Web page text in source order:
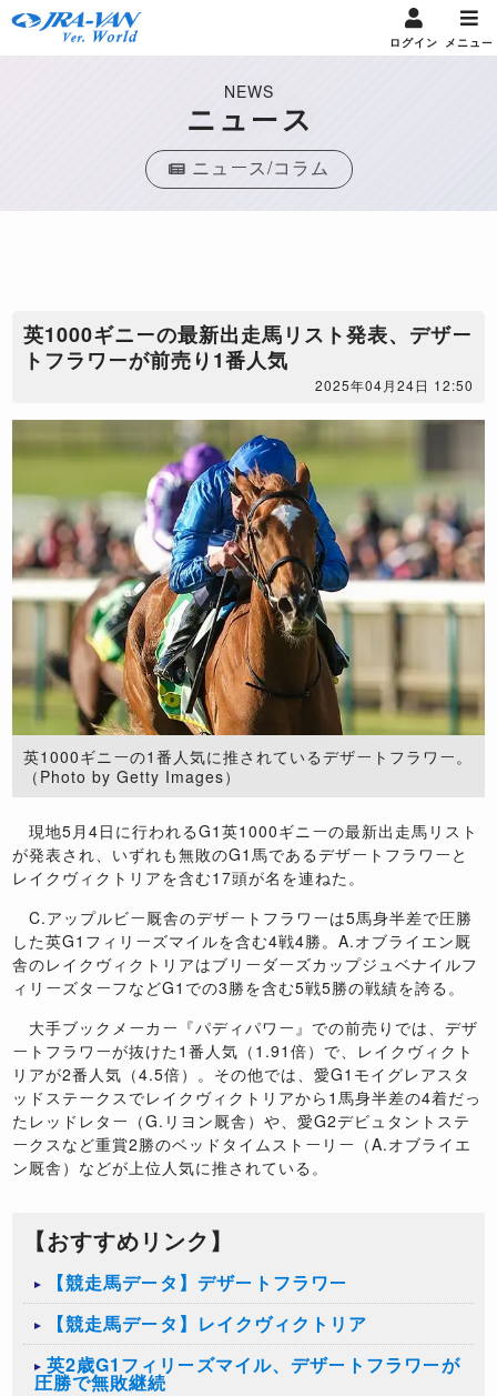
ログイン メニュー
NEWS
ニュース
ニュース/コラム
英1000ギニーの最新出走馬リスト発表、デザー
トフラワーが前売り1番人気
2025年04月24日 12:50
英1000ギニーの1番人気に推されているデザートフラワー。
（Photo by Getty Images）
現地5 月4日に行われるG1英1000ギニーの最新出走馬リスト
が発表され、いずれも無敗のG1 馬であるデザートフラワーと
レイクヴィクトリアを含む17頭が名を連ねた。
C.アップルビー厩舎のデザートフラワーは5馬身半差で圧勝
した英G1 フィリーズマイルを含む4戦4勝。A.オブライエン厩
舎のレイクヴィクトリアはブリーダーズカップジュベナイルフ
ィリーズターフなどG1 での3勝を含む5戦5勝の戦績を誇る。
大手ブックメーカー『パディパワー』での前売りでは、デザ
ートフラワーが抜けた 1番人気（ 1.91倍）で、レイクヴィクト
リアが2番人気（4.5倍）。その他では、愛G1 モイグレアスタ
ッドステークスでレイクヴィクトリアから 1 馬身半差の4着だっ
たレッドレター（G. リヨン厩舎）や、愛G2デビュタントステ
ークスなど重賞2勝のベッドタイムストーリー（A.オブライエ
ン厩舎）などが上位人気に推されている。
【おすすめリンク】
【競走馬データ】デザートフラワー
【競走馬データ】レイクヴィクトリア
英2歳G1フィリーズマイル、デザートフラワーが
圧勝で無敗継続